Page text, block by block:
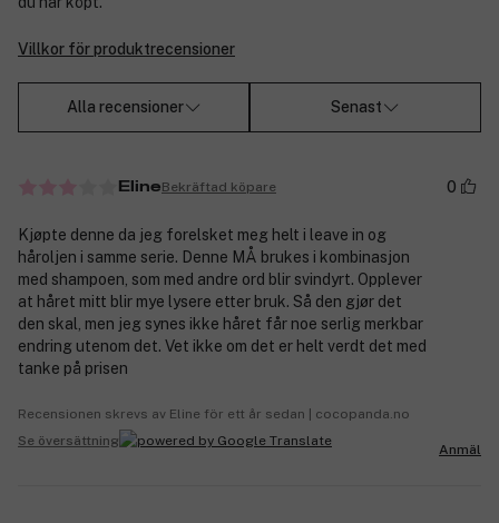
Villkor för produktrecensioner
Alla recensioner Senast
ElineBekräftad köpare 0
Kjøpte denne da jeg forelsket meg helt i leave in og
håroljen i samme serie. Denne MÅ brukes i kombinasjon
med shampoen, som med andre ord blir svindyrt. Opplever
at håret mitt blir mye lysere etter bruk. Så den gjør det
den skal, men jeg synes ikke håret får noe serlig merkbar
endring utenom det. Vet ikke om det er helt verdt det med
tanke på prisen
Recensionen skrevs av Eline för ett år sedan | cocopanda.no
Se översättning
Anmäl